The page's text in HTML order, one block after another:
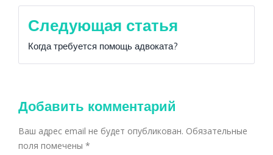
Следующая статья
Когда требуется помощь адвоката?
Добавить комментарий
Ваш адрес email не будет опубликован. Обязательные
поля помечены *